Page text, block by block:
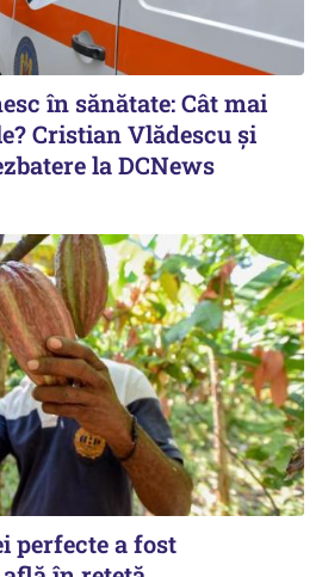
în sănătate: Cât mai
Cristian Vlădescu și
la DCNews
perfecte a fost